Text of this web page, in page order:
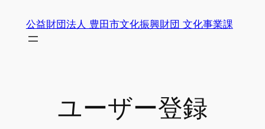
公益財団法人 豊田市文化振興財団 文化事業課
ユーザー登録